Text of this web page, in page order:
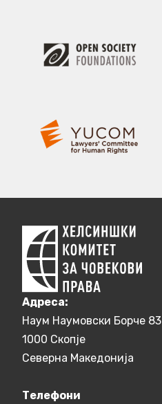
Aдреса:
Наум Наумовски Борче 83
1000 Скопје
Северна Македонија
Телефони